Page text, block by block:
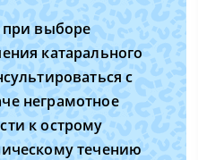
при выборе
катарального
с
неграмотное
к острому
течению